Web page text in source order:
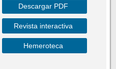
Descargar PDF
Revista interactiva
Hemeroteca